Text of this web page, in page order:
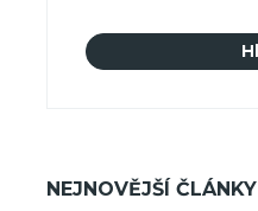
NEJNOVĚJŠÍ ČLÁNKY